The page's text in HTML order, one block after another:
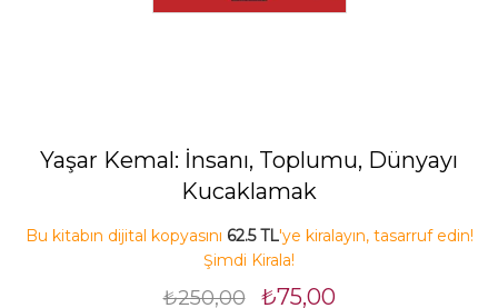
Yaşar Kemal: İnsanı, Toplumu, Dünyayı
Kucaklamak
Bu kitabın dijital kopyasını 62.5 TL'ye kiralayın, tasarruf edin!
Şimdi Kirala!
₺250,00 ₺75,00